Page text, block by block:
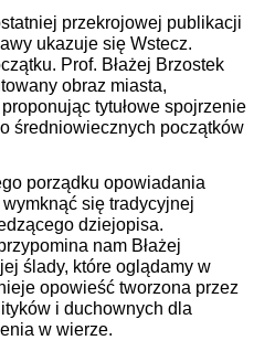
przekrojowej publikacji
ukazuje się Wstecz.
Prof. Błażej Brzostek
obraz miasta,
tytułowe spojrzenie
średniowiecznych początków
porządku opowiadania
się tradycyjnej
dziejopisa.
nam Błażej
ślady, które oglądamy w
opowieść tworzona przez
i duchownych dla
w wierze.